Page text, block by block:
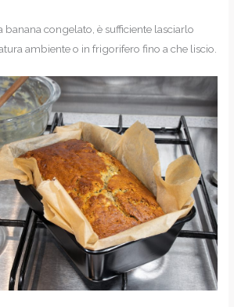
banana congelato, è sufficiente lasciarlo
ambiente o in frigorifero fino a che liscio.